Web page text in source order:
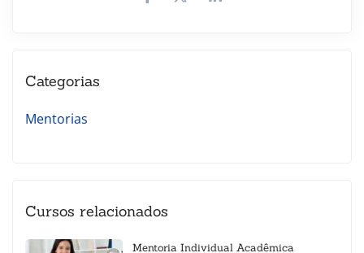
Categorias
Mentorias
Cursos relacionados
Mentoria Individual Acadêmica